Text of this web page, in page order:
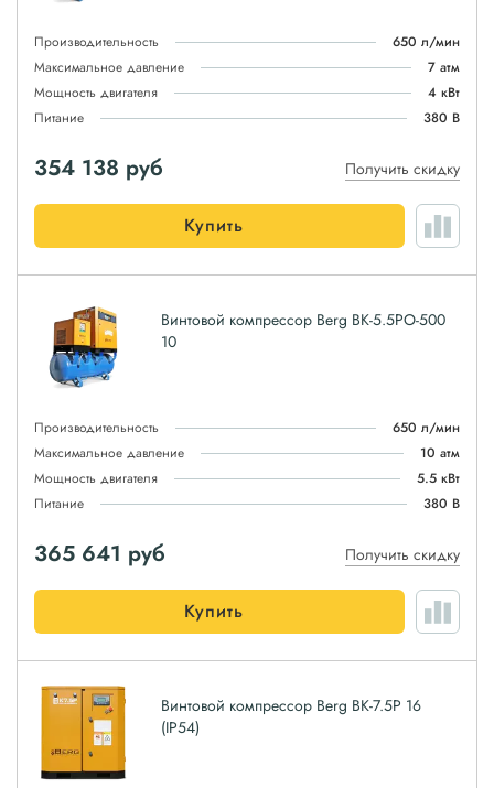
Производительность
650 л/мин
Максимальное давление
7 атм
Мощность двигателя
4 кВт
Питание
380 В
354 138 руб Получить скидку
Купить
Винтовой компрессор Berg ВК-5.5РО-500
10
Производительность
650 л/мин
Максимальное давление
10 атм
Мощность двигателя
5.5 кВт
Питание
380 В
365 641 руб Получить скидку
Купить
Винтовой компрессор Berg ВК-7.5Р 16
(IP54)